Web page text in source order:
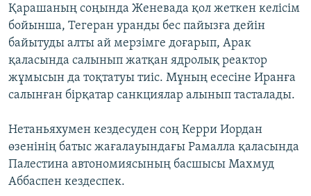
Қарашаның соңында Женевада қол жеткен келісім
бойынша, Тегеран уранды бес пайызға дейін
байытуды алты ай мерзімге доғарып, Арак
қаласында салынып жатқан ядролық реактор
жұмысын да тоқтатуы тиіс. Мұның есесіне Иранға
салынған бірқатар санкциялар алынып тасталады.
Нетаньяхумен кездесуден соң Керри Иордан
өзенінің батыс жағалауындағы Рамалла қаласында
Палестина автономиясының басшысы Махмуд
Аббаспен кездеспек.